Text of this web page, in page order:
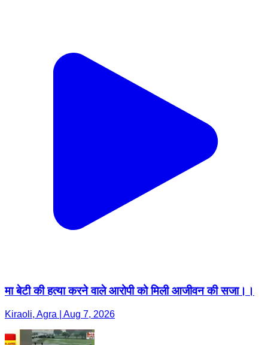
मा बेटी की हत्या करने वाले आरोपी को मिली आजीवन की सजा।।
Kiraoli, Agra | Aug 7, 2026